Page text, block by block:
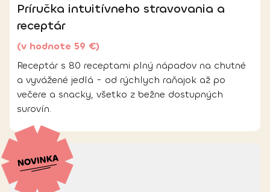
Príručka intuitívneho stravovania a
receptár
(v hodnote 59 €)
Receptár s 80 receptami plný nápadov na chutné
a vyvážené jedlá - od rýchlych raňajok až po
večere a snacky, všetko z bežne dostupných
surovín.